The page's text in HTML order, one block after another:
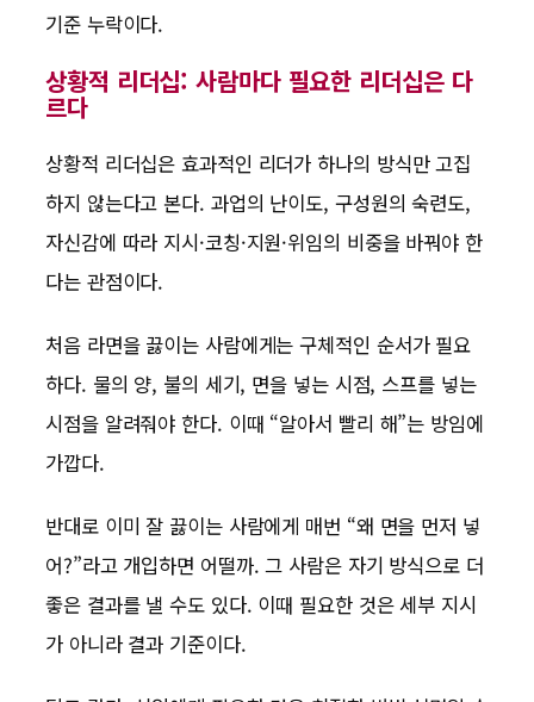
기준 누락이다.
상황적 리더십: 사람마다 필요한 리더십은 다
르다
상황적 리더십은 효과적인 리더가 하나의 방식만 고집
하지 않는다고 본다. 과업의 난이도, 구성원의 숙련도,
자신감에 따라 지시·코칭·지원·위임의 비중을 바꿔야 한
다는 관점이다.
처음 라면을 끓이는 사람에게는 구체적인 순서가 필요
하다. 물의 양, 불의 세기, 면을 넣는 시점, 스프를 넣는
시점을 알려줘야 한다. 이때 “알아서 빨리 해”는 방임에
가깝다.
반대로 이미 잘 끓이는 사람에게 매번 “왜 면을 먼저 넣
어?”라고 개입하면 어떨까. 그 사람은 자기 방식으로 더
좋은 결과를 낼 수도 있다. 이때 필요한 것은 세부 지시
가 아니라 결과 기준이다.